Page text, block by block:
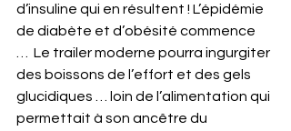
d’insuline qui en résultent ! L’épidémie
de diabète et d’obésité commence
…  Le trailer moderne pourra ingurgiter
des boissons de l’effort et des gels
glucidiques … loin de l’alimentation qui
permettait à son ancêtre du